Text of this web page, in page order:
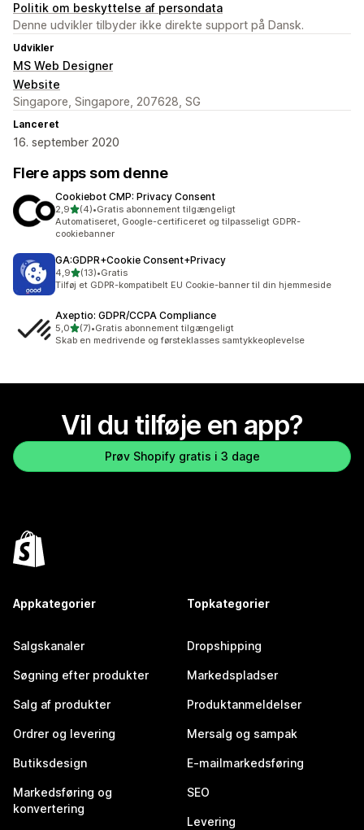
Politik om beskyttelse af persondata
Denne udvikler tilbyder ikke direkte support på Dansk.
Udvikler
MS Web Designer
Website
Singapore, Singapore, 207628, SG
Lanceret
16. september 2020
Flere apps som denne
Cookiebot CMP: Privacy Consent
2,9ud af 5 stjerner
(4)
4 anmeldelser i alt
•Gratis abonnement tilgængeligt
Automatiseret, Google-certificeret og tilpasseligt GDPR-
cookiebanner
GA:GDPR+Cookie Consent+Privacy
4,9ud af 5 stjerner
(13)
13 anmeldelser i alt
•Gratis
Tilføj et GDPR-kompatibelt EU Cookie-banner til din hjemmeside
Axeptio: GDPR/CCPA Compliance
5,0ud af 5 stjerner
(7)
7 anmeldelser i alt
•Gratis abonnement tilgængeligt
Skab en medrivende og førsteklasses samtykkeoplevelse
Vil du tilføje en app?
Prøv Shopify gratis i 3 dage
Appkategorier
Salgskanaler
Søgning efter produkter
Salg af produkter
Ordrer og levering
Butiksdesign
Markedsføring og
konvertering
Topkategorier
Dropshipping
Markedspladser
Produktanmeldelser
Mersalg og sampak
E-mailmarkedsføring
SEO
Levering